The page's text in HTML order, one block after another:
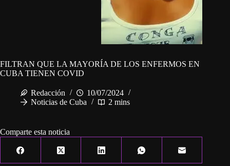
FILTRAN QUE LA MAYORÍA DE LOS ENFERMOS EN
CUBA TIENEN COVID
Redacción
10/07/2024
Noticias de Cuba
2 mins
Comparte esta noticia